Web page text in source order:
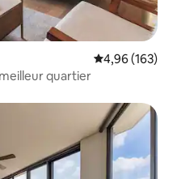
Note
4,96 (163)
quartier